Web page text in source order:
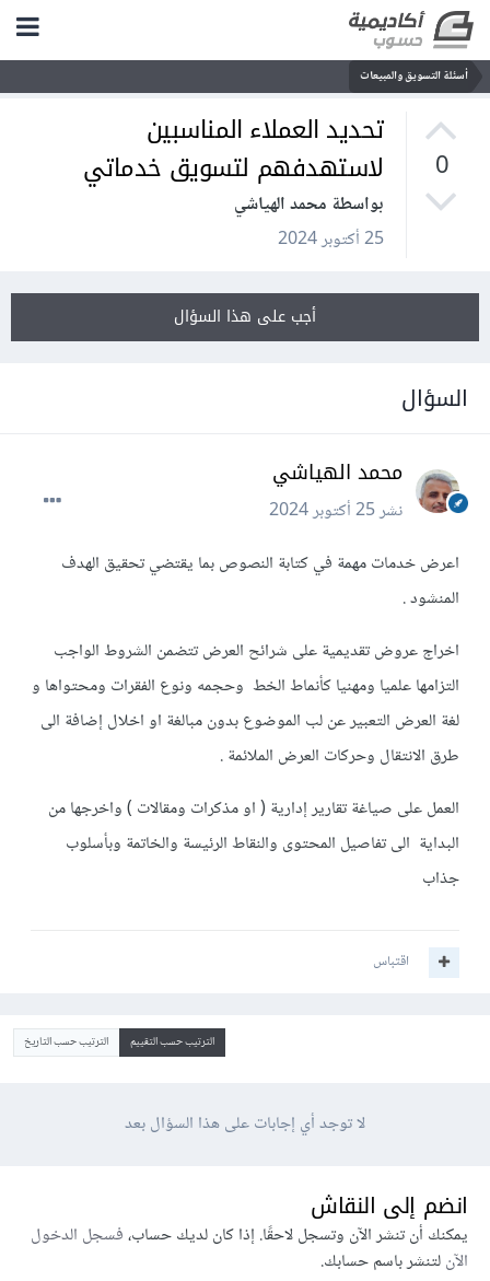
أسئلة التسويق والمبيعات
0
تحديد العملاء المناسبين
لاستهدفهم لتسويق خدماتي
بواسطة محمد الهياشي
25 أكتوبر 2024
أجب على هذا السؤال
السؤال
محمد الهياشي
نشر25 أكتوبر 2024
اعرض خدمات مهمة في كتابة النصوص بما يقتضي تحقيق الهدف
المنشود .
اخراج عروض تقديمية على شرائح العرض تتضمن الشروط الواجب
التزامها علميا ومهنيا كأنماط الخط وحجمه ونوع الفقرات ومحتواها و
لغة العرض التعبير عن لب الموضوع بدون مبالغة او اخلال إضافة الى
طرق الانتقال وحركات العرض الملائمة .
العمل على صياغة تقارير إدارية ( او مذكرات ومقالات ) واخرجها من
البداية الى تفاصيل المحتوى والنقاط الرئيسة والخاتمة وبأسلوب
جذاب
اقتباس
الترتيب حسب التقييم الترتيب حسب التاريخ
لا توجد أي إجابات على هذا السؤال بعد
انضم إلى النقاش
يمكنك أن تنشر الآن وتسجل لاحقًا. إذا كان لديك حساب،فسجل الدخول
الآنلتنشر باسم حسابك.